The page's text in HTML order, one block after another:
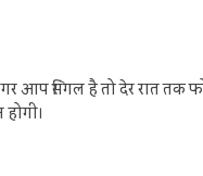
आप सिंगल है तो देर रात